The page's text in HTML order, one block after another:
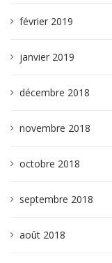
février 2019
janvier 2019
décembre 2018
novembre 2018
octobre 2018
septembre 2018
août 2018